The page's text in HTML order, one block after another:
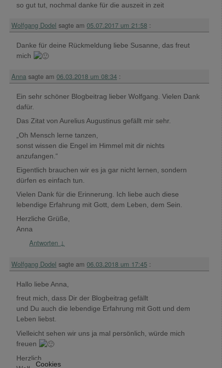
so gut tut, nochmal danke für die auszeit in zeit
Wolfgang Dodel sagte am 05.07.2017 um 21:58 :
Danke für deine Rückmeldung liebe Susanne, das freut
mich
Anna sagte am 06.03.2018 um 08:34 :
Ein sehr schöner Blogbeitrag lieber Wolfgang. Vielen Dank
dafür.
Das Zitat von Aurelius Augustinus gefällt mir sehr.
„Oh Mensch lerne tanzen,
sonst wissen die Engel im Himmel mit dir nichts
anzufangen.“
Eigentlich brauchen wir es ja gar nicht lernen, sondern
dürfen es einfach tun.
Vielen Dank für die Erinnerung. Ich liebe auch diese
lebendige Erfahrung mit Gott, dem Leben, dem Sein.
Herzliche Grüße,
Anna
Antworten ↓
Wolfgang Dodel sagte am 06.03.2018 um 17:45 :
Hallo liebe Anna,
freut mich, dass Dir der Blogbeitrag gefällt
und Du auch die lebendige Erfahrung mit Gott und dem
Leben liebst.
Vielleicht sehen wir uns ja mal persönlich, würde mich
freuen
Herzlich
Cookies